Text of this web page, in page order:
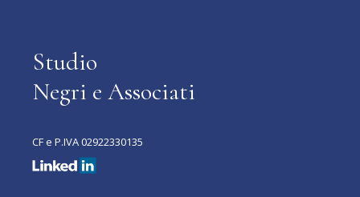
Studio
Negri e Associati
CF e P.IVA 02922330135